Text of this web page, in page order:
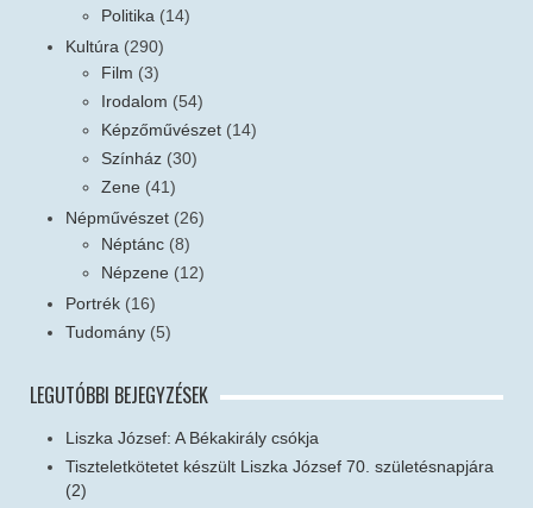
Politika (14)
Kultúra (290)
Film (3)
Irodalom (54)
Képzőművészet (14)
Színház (30)
Zene (41)
Népművészet (26)
Néptánc (8)
Népzene (12)
Portrék (16)
Tudomány (5)
LEGUTÓBBI BEJEGYZÉSEK
Liszka József: A Békakirály csókja
Tiszteletkötetet készült Liszka József 70. születésnapjára
(2)